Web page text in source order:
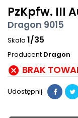
PzKpfw. III
Dragon 9015
Skala 1/35
Producent Dragon
 BRAK
Udostępnij